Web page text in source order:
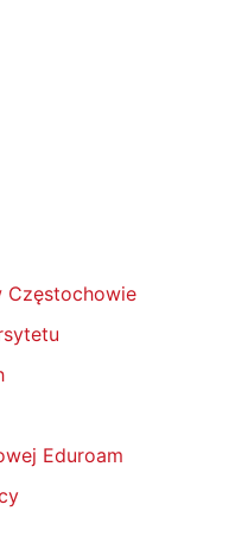
Częstochowie
Eduroam